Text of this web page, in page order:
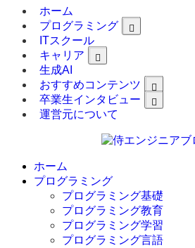
ホーム
プログラミング
ITスクール
キャリア
生成AI
おすすめコンテンツ
卒業生インタビュー
運営元について
ホーム
プログラミング
プログラミング基礎
プログラミング教育
プログラミング学習
プログラミング言語